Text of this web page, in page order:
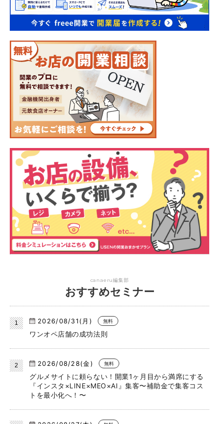
canaeru編集部
おすすめセミナー
2026/08/31(月) 無料
ワンオペ店舗の成功法則
2026/08/28(金) 無料
グルメサイトに頼らない！開業1ヶ月目から満席にする
『インスタ×LINE×MEO×AI』集客〜補助金で集客コス
トを最小化へ！〜